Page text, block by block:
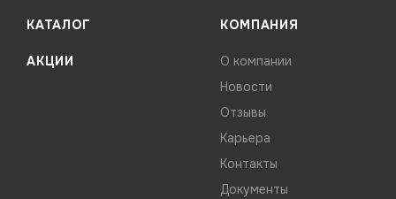
КАТАЛОГ
АКЦИИ
КОМПАНИЯ
О компании
Новости
Отзывы
Карьера
Контакты
Документы